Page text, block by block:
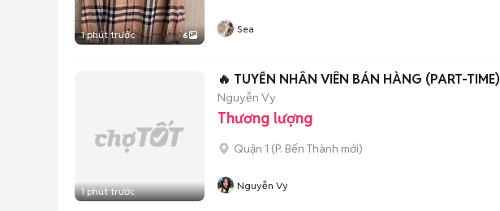
1 phút trước 6 Sea
1 phút trước
🔥 TUYỂN NHÂN VIÊN BÁN HÀNG (PART-TIME)
Nguyễn Vy
Thương lượng
Quận 1 (P. Bến Thành mới)
Nguyễn Vy